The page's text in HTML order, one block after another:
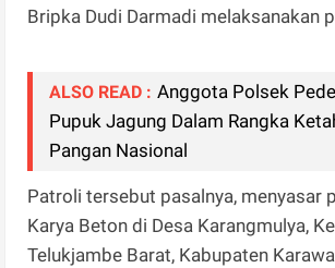
Bripka Dudi Darmadi melaksanakan
ALSO READ : Anggota Polsek
Pupuk Jagung Dalam Rangka
Pangan Nasional
Patroli tersebut pasalnya, menyasar
Karya Beton di Desa Karangmulya,
Telukjambe Barat, Kabupaten